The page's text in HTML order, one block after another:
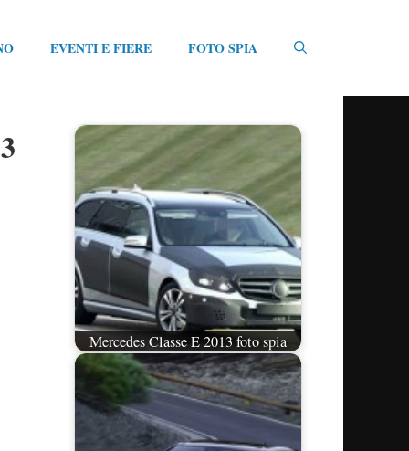
EVENTI E FIERE FOTO SPIA
Mercedes Classe E 2013 foto spia